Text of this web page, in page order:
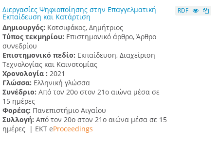
Διεργασίες Ψηφιοποίησης στην Επαγγελματική
Εκπαίδευση και Κατάρτιση
Δημιουργός: Κοτσιφάκος, Δημήτριος
Τύπος τεκμηρίου: Επιστημονικό άρθρο, Άρθρο
συνεδρίου
Επιστημονικό πεδίο: Εκπαίδευση, Διαχείριση
Τεχνολογίας και Καινοτομίας
Χρονολογία : 2021
Γλώσσα: Ελληνική γλώσσα
Συνέδριο: Από τον 20ο στον 21ο αιώνα μέσα σε
15 ημέρες
Φορέας: Πανεπιστήμιο Αιγαίου
Συλλογή: Από τον 20ο στον 21ο αιώνα μέσα σε 15
ημέρες | ΕΚΤ eProceedings
RDF